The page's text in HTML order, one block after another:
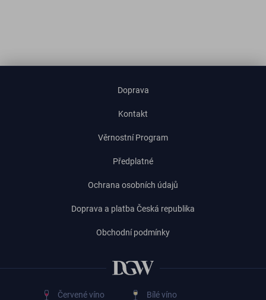
Doprava
Kontakt
Věrnostní Program
Předplatné
Ochrana osobních údajů
Doprava a platba Česká republika
Obchodní podmínky
Červené víno Bílé víno